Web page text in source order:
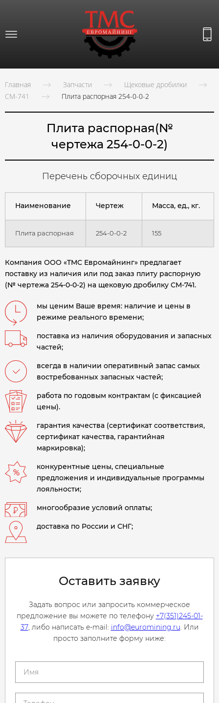
Главная Запчасти
Щековые дробилки
СМ-741
Плита распорная 254-0-0-2
Плита распорная(№
чертежа 254-0-0-2)
Перечень сборочных единиц
Наименование Чертеж Масса, ед., кг.
Плита распорная 254-0-0-2 155
Компания ООО «ТМС Евромайнинг» предлагает
поставку из наличия или под заказ плиту распорную
(№ чертежа 254-0-0-2) на щековую дробилку СМ-741.
мы ценим Ваше время: наличие и цены в
режиме реального времени;
поставка из наличия оборудования и запасных
частей;
всегда в наличии оперативный запас самых
востребованных запасных частей;
работа по годовым контрактам (с фиксацией
цены).
гарантия качества (сертификат соответствия,
сертификат качества, гарантийная
маркировка);
конкурентные цены, специальные
предложения и индивидуальные программы
лояльности;
многообразие условий оплаты;
доставка по России и СНГ;
Оставить заявку
Задать вопрос или запросить коммерческое
предложение вы можете по телефону +7(351)245-01-
37, либо написать e-mail: info@euromining.ru. Или
просто заполните форму ниже: